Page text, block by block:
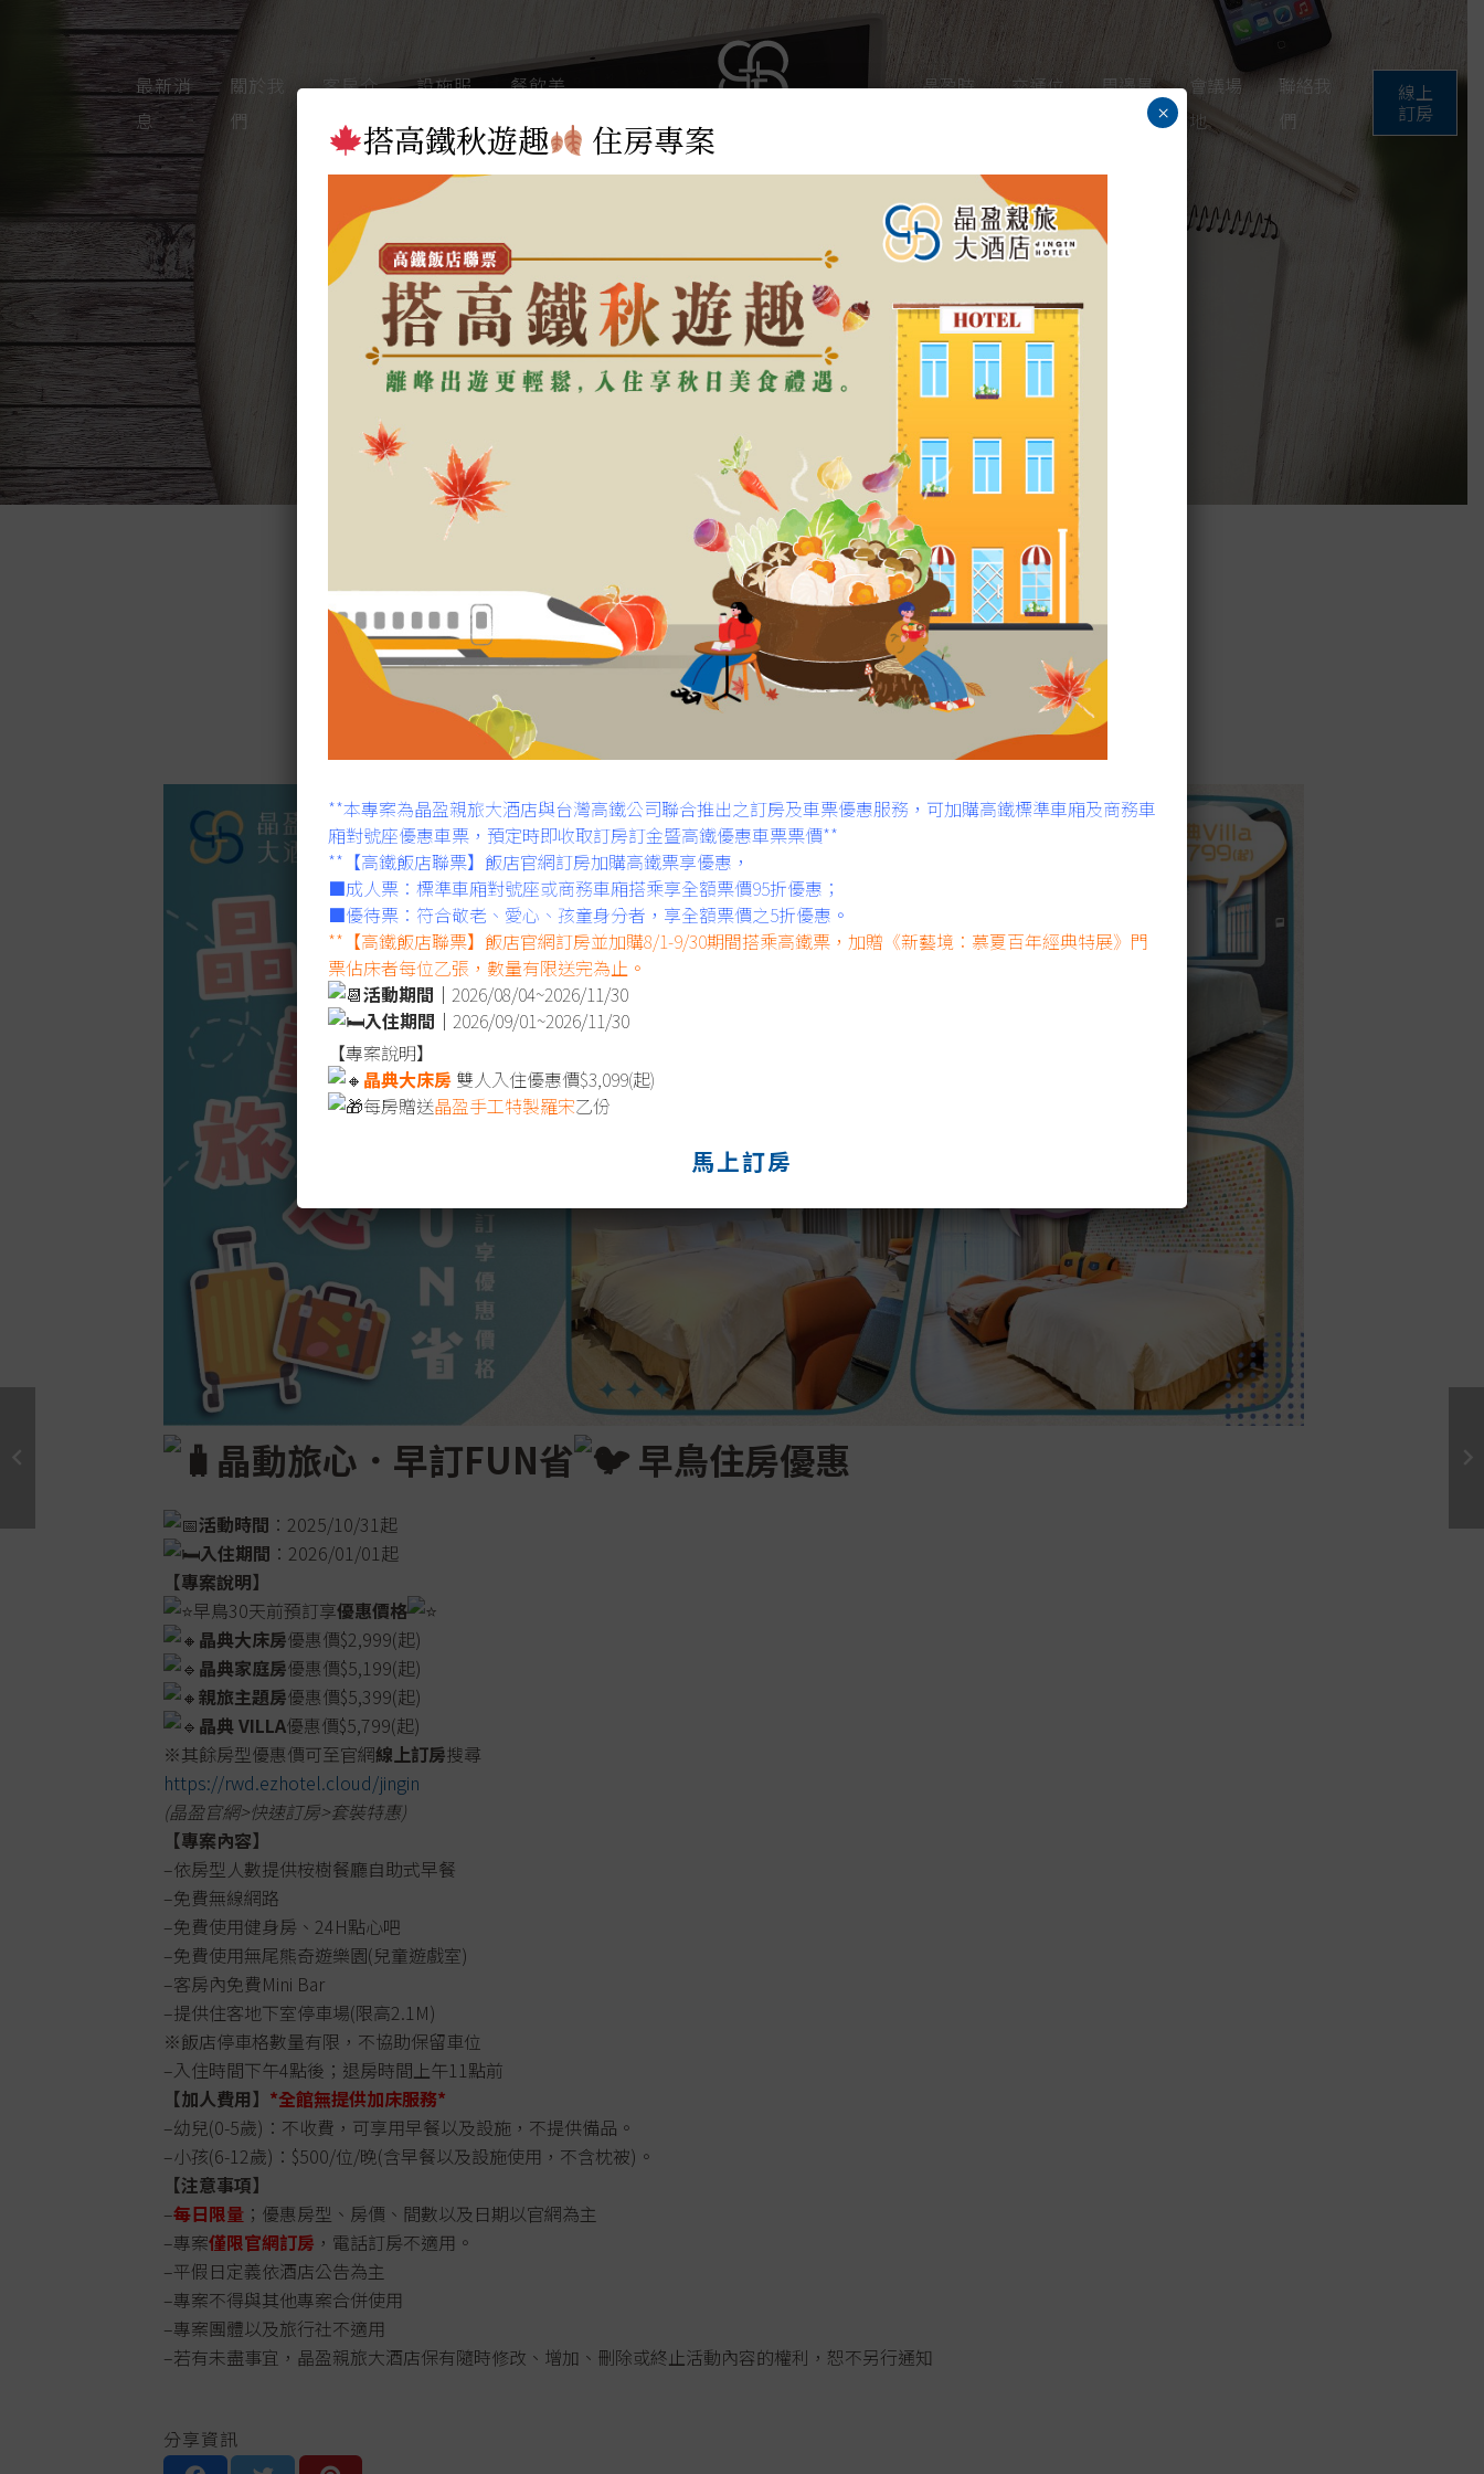
最新消
息
關於我
們
客房介
設施服
務
餐飲美
饌
晶盈時
交通位
周邊景
會議場
地
聯絡我
們
線上
訂房
Hot News
美好行程的開始
晶動旅心．早訂FUN省
晶動旅心．早訂FUN省 早鳥住房優惠
活動時間 ：2025/10/31起
入住期間 ：2026/01/01起
【專案說明】
早鳥30天前預訂享優惠價格
晶典大床房優惠價$2,999(起)
晶典家庭房優惠價$5,199(起)
親旅主題房優惠價$5,399(起)
晶典 VILLA優惠價$5,799(起)
※其餘房型優惠價可至官網線上訂房搜尋
https://rwd.ezhotel.cloud/jingin
(晶盈官網>快速訂房>套裝特惠)
【專案內容】
–依房型人數提供桉樹餐廳自助式早餐
–免費無線網路
–免費使用健身房、24H點心吧
–免費使用無尾熊奇遊樂園(兒童遊戲室)
–客房內免費Mini Bar
–提供住客地下室停車場(限高2.1M)
※飯店停車格數量有限，不協助保留車位
–入住時間下午4點後；退房時間上午11點前
【加人費用】 *全館無提供加床服務*
–幼兒(0-5歲)：不收費，可享用早餐以及設施，不提供備品。
–小孩(6-12歲)：$500/位/晚(含早餐以及設施使用，不含枕被)。
【注意事項】
–每日限量 ；優惠房型、房價、間數以及日期以官網為主
–專案僅限官網訂房 ，電話訂房不適用。
–平假日定義依酒店公告為主
–專案不得與其他專案合併使用
–專案團體以及旅行社不適用
–若有未盡事宜，晶盈親旅大酒店保有隨時修改、增加、刪除或終止活動內容的權利，恕不另行通知
分享資訊
搭高鐵秋遊趣 住房專案
**本專案為晶盈親旅大酒店與台灣高鐵公司聯合推出之訂房及車票優惠服務，可加購高鐵標準車廂及商務車
廂對號座優惠車票，預定時即收取訂房訂金暨高鐵優惠車票票價**
**【高鐵飯店聯票】飯店官網訂房加購高鐵票享優惠，
■成人票：標準車廂對號座或商務車廂搭乘享全額票價95折優惠；
■優待票：符合敬老、愛心、孩童身分者，享全額票價之5折優惠。
**【高鐵飯店聯票】飯店官網訂房並加購8/1-9/30期間搭乘高鐵票，加贈《新藝境：慕夏百年經典特展》門
票佔床者每位乙張，數量有限送完為止。
活動期間｜ 2026/08/04~2026/11/30
入住期間｜ 2026/09/01~2026/11/30
【專案說明】
晶典大床房 雙人入住優惠價$3,099(起)
每房贈送晶盈手工特製羅宋乙份
馬上訂房
×